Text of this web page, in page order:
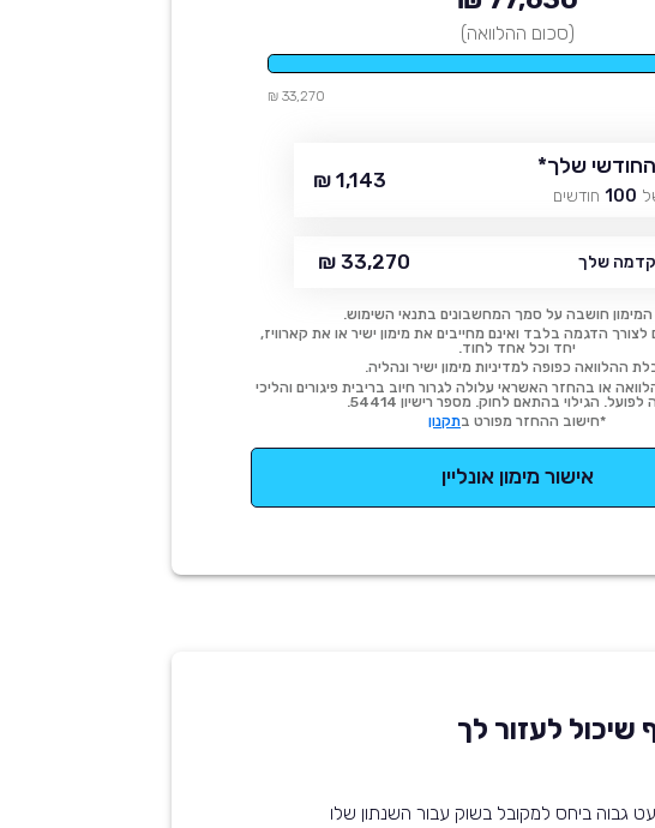
(סכום ההלוואה)
33,270 ₪
שלך*
100 חודשים
1,143 ₪
שלך 33,270 ₪
חושבה על סמך המחשבונים בתנאי השימוש.
לצורך הדגמה בלבד ואינם מחייבים את מימון ישיר או את קארוויז,
יחד וכל אחד לחוד.
ההלוואה כפופה למדיניות מימון ישיר ונהליה.
או בהחזר האשראי עלולה לגרור חיוב בריבית פיגורים והליכי
הגילוי בהתאם לחוק. מספר רישיון 54414.
*חישוב ההחזר מפורט בתקנון
אישור מימון אונליין
שיכול לעזור לך
גבוה ביחס למקובל בשוק עבור השנתון שלו